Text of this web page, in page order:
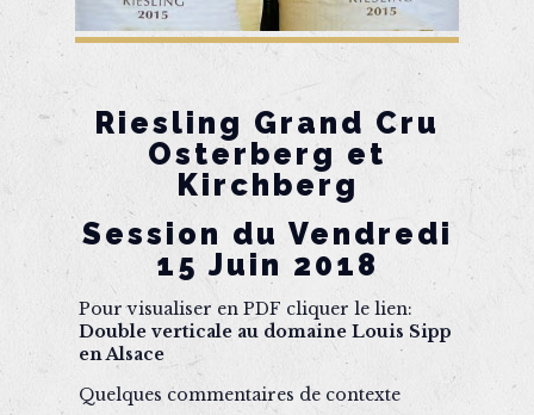
Riesling Grand Cru
Osterberg et
Kirchberg
Session du Vendredi
15 Juin 2018
Pour visualiser en PDF cliquer le lien:
Double verticale au domaine Louis Sipp
en Alsace
Quelques commentaires de contexte